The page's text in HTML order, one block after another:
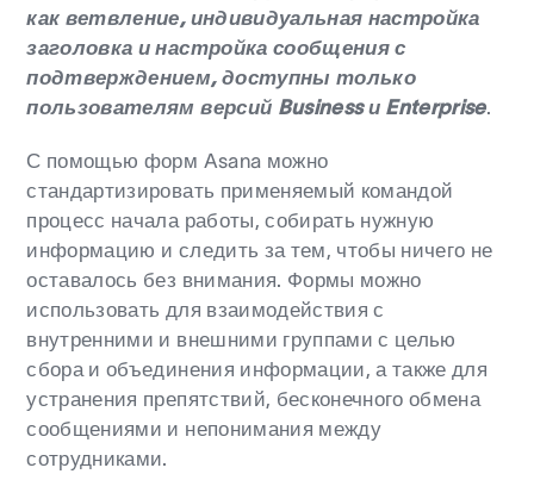
как ветвление, индивидуальная настройка
заголовка и настройка сообщения с
подтверждением, доступны только
пользователям версий Business и Enterprise.
С помощью форм Asana можно
стандартизировать применяемый командой
процесс начала работы, собирать нужную
информацию и следить за тем, чтобы ничего не
оставалось без внимания. Формы можно
использовать для взаимодействия с
внутренними и внешними группами с целью
сбора и объединения информации, а также для
устранения препятствий, бесконечного обмена
сообщениями и непонимания между
сотрудниками.